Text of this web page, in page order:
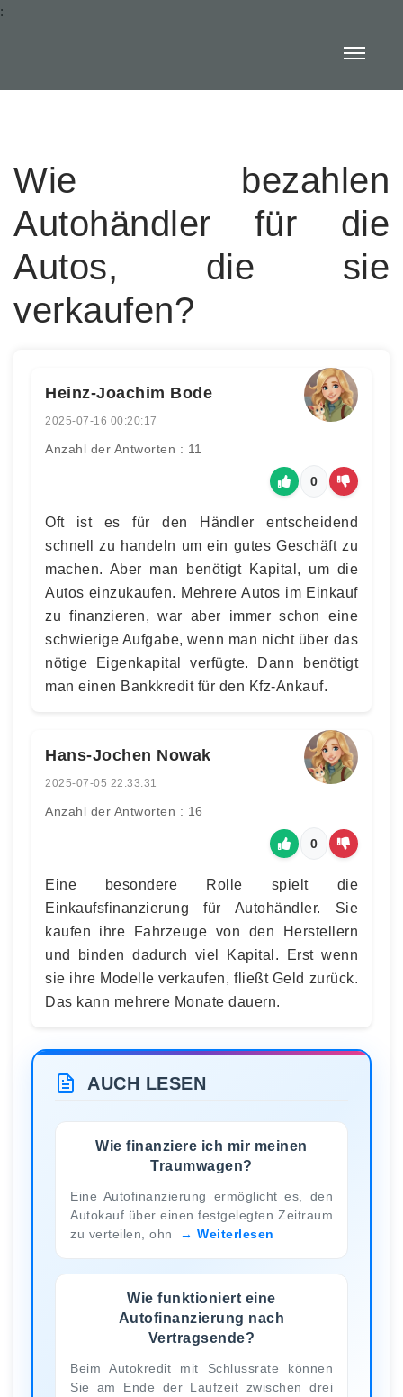
:
Wie bezahlen
Autohändler für die
Autos, die sie
verkaufen?
Heinz-Joachim Bode
2025-07-16 00:20:17
Anzahl der Antworten : 11
0
Oft ist es für den Händler entscheidend
schnell zu handeln um ein gutes Geschäft zu
machen. Aber man benötigt Kapital, um die
Autos einzukaufen. Mehrere Autos im Einkauf
zu finanzieren, war aber immer schon eine
schwierige Aufgabe, wenn man nicht über das
nötige Eigenkapital verfügte. Dann benötigt
man einen Bankkredit für den Kfz-Ankauf.
Hans-Jochen Nowak
2025-07-05 22:33:31
Anzahl der Antworten : 16
0
Eine besondere Rolle spielt die
Einkaufsfinanzierung für Autohändler. Sie
kaufen ihre Fahrzeuge von den Herstellern
und binden dadurch viel Kapital. Erst wenn
sie ihre Modelle verkaufen, fließt Geld zurück.
Das kann mehrere Monate dauern.
AUCH LESEN
Wie finanziere ich mir meinen
Traumwagen?
Eine Autofinanzierung ermöglicht es, den
Autokauf über einen festgelegten Zeitraum
zu verteilen, ohn
Weiterlesen
Wie funktioniert eine
Autofinanzierung nach
Vertragsende?
Beim Autokredit mit Schlussrate können
Sie am Ende der Laufzeit zwischen drei